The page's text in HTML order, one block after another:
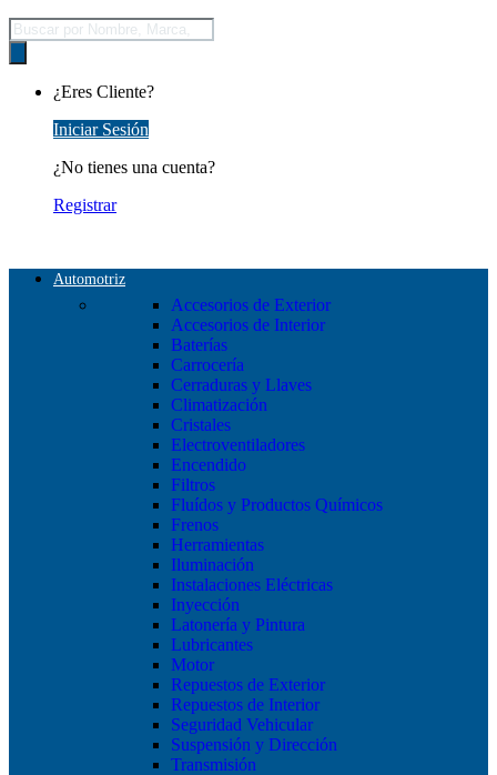
Búsqueda
de
productos
¿Eres Cliente?
Iniciar Sesión
¿No tienes una cuenta?
Registrar
Automotriz
Accesorios de Exterior
Accesorios de Interior
Baterías
Carrocería
Cerraduras y Llaves
Climatización
Cristales
Electroventiladores
Encendido
Filtros
Fluídos y Productos Químicos
Frenos
Herramientas
Iluminación
Instalaciones Eléctricas
Inyección
Latonería y Pintura
Lubricantes
Motor
Repuestos de Exterior
Repuestos de Interior
Seguridad Vehicular
Suspensión y Dirección
Transmisión